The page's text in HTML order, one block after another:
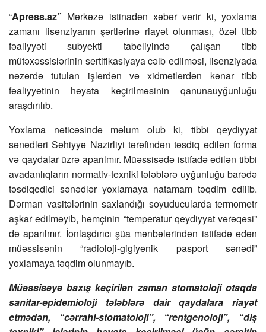
“Apress.az” Mərkəzə istinadən xəbər verir ki, yoxlama
zamanı lisenziyanın şərtlərinə riayət olunması, özəl tibb
fəaliyyəti subyekti tabeliyində çalışan tibb
mütəxəssislərinin sertifikasiyaya cəlb edilməsi, lisenziyada
nəzərdə tutulan işlərdən və xidmətlərdən kənar tibb
fəaliyyətinin həyata keçirilməsinin qanunauyğunluğu
araşdırılıb.
Yoxlama nəticəsində məlum olub ki, tibbi qeydiyyat
sənədləri Səhiyyə Nazirliyi tərəfindən təsdiq edilən forma
və qaydalar üzrə aparılmır. Müəssisədə istifadə edilən tibbi
avadanlıqların normativ-texniki tələblərə uyğunluğu barədə
təsdiqedici sənədlər yoxlamaya natamam təqdim edilib.
Dərman vasitələrinin saxlandığı soyuducularda termometr
aşkar edilməyib, həmçinin “temperatur qeydiyyat vərəqəsi”
də aparılmır. İonlaşdırıcı şüa mənbələrindən istifadə edən
müəssisənin “radioloji-gigiyenik pasport sənədi”
yoxlamaya təqdim olunmayıb.
Müəssisəyə baxış keçirilən zaman stomatoloji otaqda
sanitar-epidemioloji tələblərə dair qaydalara riayət
etmədən, “cərrahi-stomatoloji”, “rentgenoloji”, “diş